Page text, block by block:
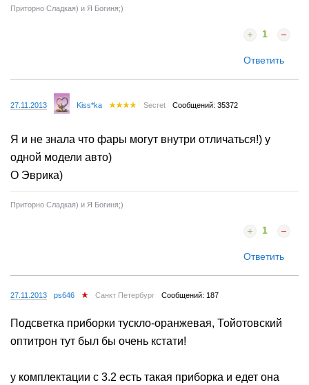
Приторно Сладкая) и Я Богиня;)
1
Ответить
27.11.2013 Kiss*ka Secret Сообщений: 35372
Я и не знала что фары могут внутри отличаться!) у
одной модели авто)
О Эврика)
Приторно Сладкая) и Я Богиня;)
1
Ответить
27.11.2013 ps646 Санкт Петербург Сообщений: 187
Подсветка приборки тускло-оранжевая, Тойотовский
оптитрон тут был бы очень кстати!
у комплектации с 3.2 есть такая приборка и едет она